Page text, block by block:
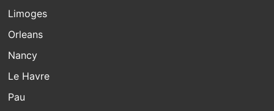
Limoges
Orleans
Nancy
Le Havre
Pau